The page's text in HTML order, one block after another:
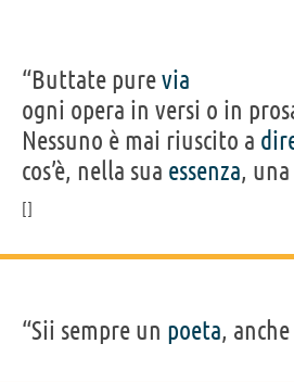
“Buttate purevia
ogni opera in versi o in
Nessuno è mai riuscito a
cos’è, nella sua essenza, una
“Sii sempre un poeta,